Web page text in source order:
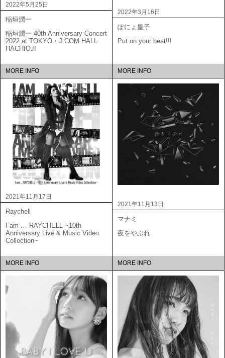
2022年5月25日
稲垣潤一
稲垣潤一 40th Anniversary Concert
2022 at TOKYO・J:COM HALL
HACHIOJI
MORE INFO
2022年3月16日
ぽにょ皇子
Put on your beat!!!
MORE INFO
2021年11月17日
Raychell
I am … RAYCHELL ~10th
Anniversary Live & Music Video
Collection~
MORE INFO
2021年11月13日
マナミ
夜をやぶれ
MORE INFO